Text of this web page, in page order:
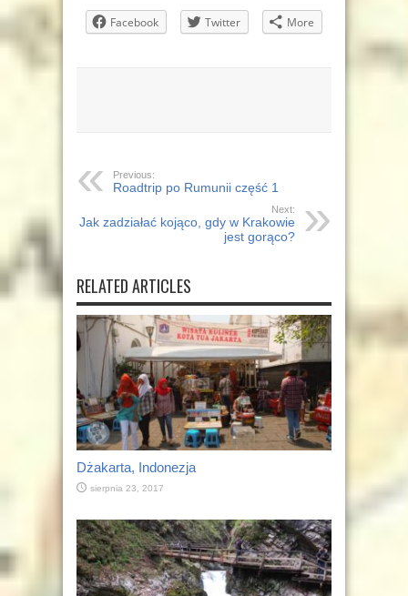
Facebook Twitter More
Previous:
Roadtrip po Rumunii część 1
Next:
Jak zadziałać kojąco, gdy w Krakowie
jest gorąco?
RELATED ARTICLES
Dżakarta, Indonezja
sierpnia 23, 2017